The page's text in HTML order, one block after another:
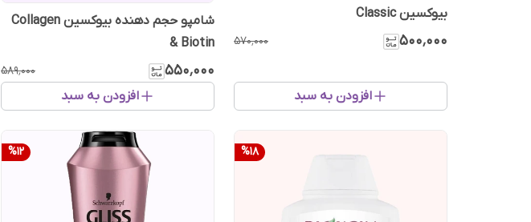
بیوکسین Classic
۵۰۰٬۰۰۰ ۵۷۰٬۰۰۰
افزودن به سبد
شامپو حجم دهنده بیوکسین Collagen
& Biotin
۵۵۰٬۰۰۰ ۵۸۹٬۰۰۰
افزودن به سبد
%18
%12